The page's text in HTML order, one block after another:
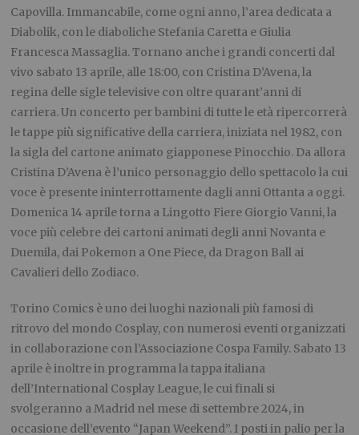
Capovilla. Immancabile, come ogni anno, l’area dedicata a
Diabolik, con le diaboliche Stefania Caretta e Giulia
Francesca Massaglia. Tornano anche i grandi concerti dal
vivo sabato 13 aprile, alle 18:00, con Cristina D’Avena, la
regina delle sigle televisive con oltre quarant’anni di
carriera. Un concerto per bambini di tutte le età ripercorrerà
le tappe più significative della carriera, iniziata nel 1982, con
la sigla del cartone animato giapponese Pinocchio. Da allora
Cristina D’Avena è l’unico personaggio dello spettacolo la cui
voce è presente ininterrottamente dagli anni Ottanta a oggi.
Domenica 14 aprile torna a Lingotto Fiere Giorgio Vanni, la
voce più celebre dei cartoni animati degli anni Novanta e
Duemila, dai Pokemon a One Piece, da Dragon Ball ai
Cavalieri dello Zodiaco.
Torino Comics è uno dei luoghi nazionali più famosi di
ritrovo del mondo Cosplay, con numerosi eventi organizzati
in collaborazione con l’Associazione Cospa Family. Sabato 13
aprile è inoltre in programma la tappa italiana
dell’International Cosplay League, le cui finali si
svolgeranno a Madrid nel mese di settembre 2024, in
occasione dell’evento “Japan Weekend”. I posti in palio per la